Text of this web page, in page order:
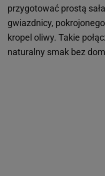
przygotować prostą
gwiazdnicy,
kropel oliwy. Takie
naturalny smak bez